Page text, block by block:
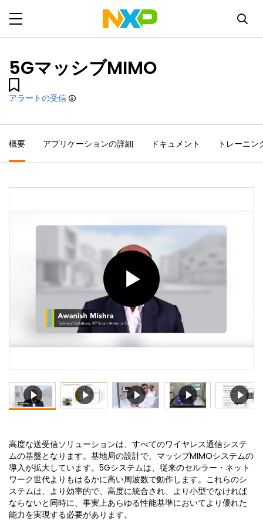
5GマッシブMIMO
アラートの受信
概要 アプリケーションの詳細 ドキュメント トレーニン
高度な送受信ソリューションは、すべてのワイヤレス通信システ
ムの基盤となります。基地局の設計で、マッシブMIMOシステムの
導入が拡大しています。5Gシステムは、従来のセルラー・ネット
ワーク世代よりもはるかに高い周波数で動作します。これらのシ
ステムは、より効率的で、高度に統合され、より小型でなければ
ならないと同時に、事実上あらゆる性能基準においてより優れた
能力を実現する必要があります。